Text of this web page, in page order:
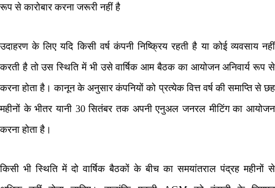
रूप से कारोबार करना जरूरी नहीं है
उदाहरण के लिए यदि किसी वर्ष कंपनी निष्क्रिय रहती है या कोई व्यवसाय नहीं
करती है तो उस स्थिति में भी उसे वार्षिक आम बैठक का आयोजन अनिवार्य रूप से
करना होता है। कानून के अनुसार कंपनियों को प्रत्येक वित्त वर्ष की समाप्ति से छह
महीनों के भीतर यानी 30 सितंबर तक अपनी एनुअल जनरल मीटिंग का आयोजन
करना होता है।
किसी भी स्थिति में दो वार्षिक बैठकों के बीच का समयांतराल पंद्रह महीनों से